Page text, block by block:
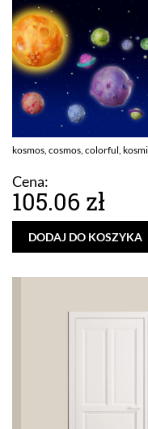
kosmos, cosmos, colorful,
Cena:
105.06 zł
DODAJ DO KOSZYKA